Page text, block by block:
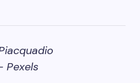
Pexels